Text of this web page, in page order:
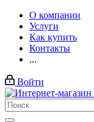
О компании
Услуги
Как купить
Контакты
...
Войти